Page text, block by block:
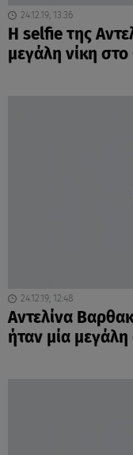
24.12.19, 13:36
Η selfie της
μεγάλη νίκη
24.12.19, 12:48
Αντελίνα
ήταν μία